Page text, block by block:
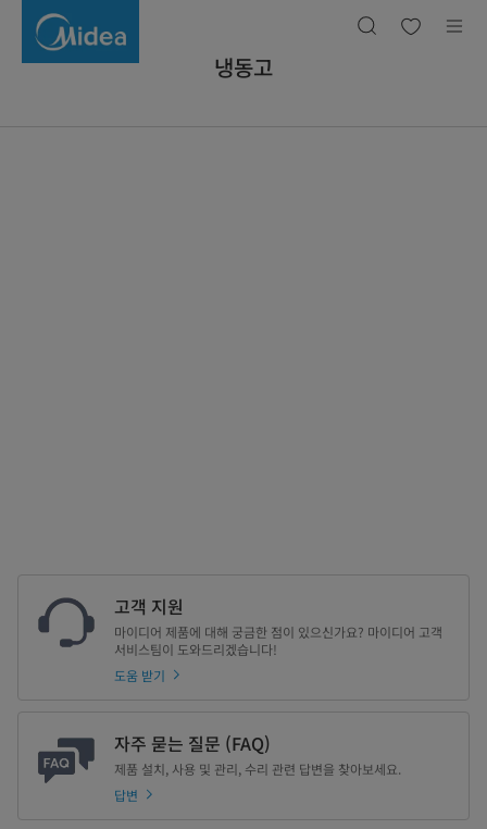
냉동고
고객 지원
마이디어 제품에 대해 궁금한 점이 있으신가요? 마이디어 고객
서비스팀이 도와드리겠습니다!
도움 받기
자주 묻는 질문 (FAQ)
제품 설치, 사용 및 관리, 수리 관련 답변을 찾아보세요.
답변